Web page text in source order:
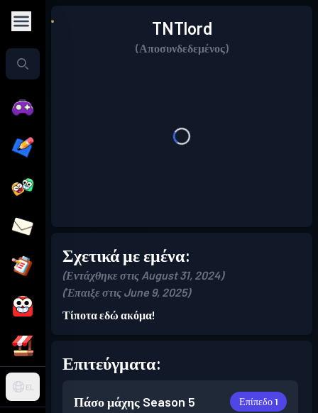
EL
TNTlord
(Αποσυνδεδεμένος)
Σχετικά με εμένα:
(Εντάχθηκε στις August 31, 2024)
(Έπαιξε στις June 9, 2025)
Τίποτα εδώ ακόμα!
Επιτεύγματα:
Πάσο μάχης Season 5 Επίπεδο 1